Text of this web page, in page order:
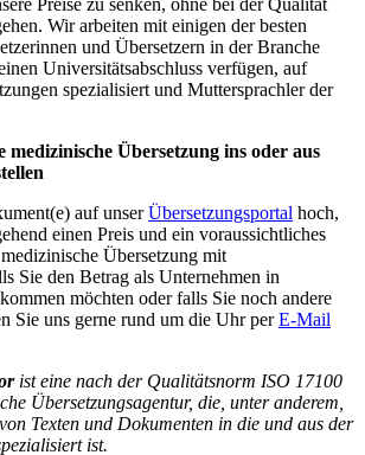
Preise zu senken, ohne bei der Qualität
Wir arbeiten mit einigen der besten
und Übersetzern in der Branche
Universitätsabschluss verfügen, auf
spezialisiert und Muttersprachler der
medizinische Übersetzung ins oder aus
auf unserÜbersetzungsportal hoch,
einen Preis und ein voraussichtliches
Übersetzung mit
Sie den Betrag als Unternehmen in
möchten oder falls Sie noch andere
Sie uns gerne rund um die Uhr perE-Mail
ist eine nach der Qualitätsnorm ISO 17100
Übersetzungsagentur, die, unter anderem,
Texten und Dokumenten in die und aus der
ist.